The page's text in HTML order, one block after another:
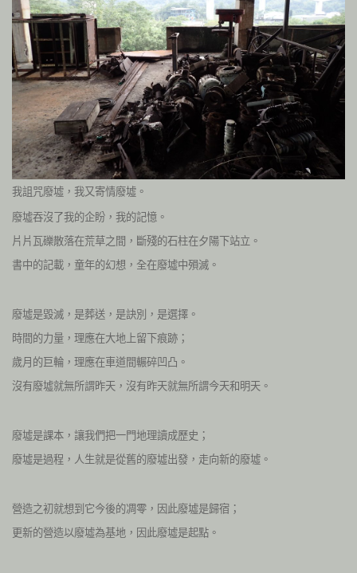
我詛咒廢墟，我又寄情廢墟。
廢墟吞沒了我的企盼，我的記憶。
片片瓦礫散落在荒草之間，斷殘的石柱在夕陽下站立。
書中的記載，童年的幻想，全在廢墟中殞滅。
廢墟是毀滅，是葬送，是訣別，是選擇。
時間的力量，理應在大地上留下痕跡；
歲月的巨輪，理應在車道間輾碎凹凸。
沒有廢墟就無所謂昨天，沒有昨天就無所謂今天和明天。
廢墟是課本，讓我們把一門地理讀成歷史；
廢墟是過程，人生就是從舊的廢墟出發，走向新的廢墟。
營造之初就想到它今後的凋零，因此廢墟是歸宿；
更新的營造以廢墟為基地，因此廢墟是起點。